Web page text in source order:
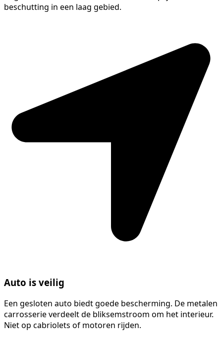
beschutting in een laag gebied.
Auto is veilig
Een gesloten auto biedt goede bescherming. De metalen
carrosserie verdeelt de bliksemstroom om het interieur.
Niet op cabriolets of motoren rijden.